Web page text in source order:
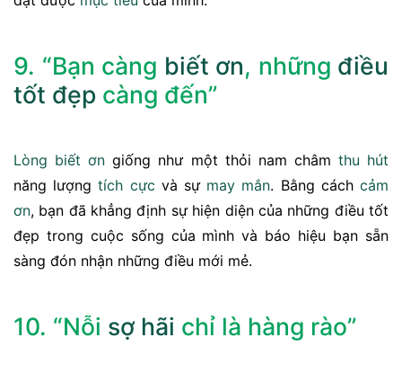
9. “Bạn càng biết ơn, những điều
tốt đẹp càng đến”
Lòng biết ơn giống như một thỏi nam châm thu hút
năng lượngtích cực và sự may mắn. Bằng cáchcảm
ơn, bạn đã khẳng định sự hiện diện của những điều tốt
đẹp trong cuộc sống của mình và báo hiệu bạn sẵn
sàng đón nhận những điều mới mẻ.
10. “Nỗi sợ hãi chỉ là hàng rào”